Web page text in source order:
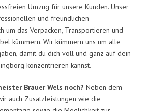
Umzug für unsere Kunden. Unser
und freundlichen
um das Verpacken, Transportieren und
kümmern. Wir kümmern uns um alle
damit du dich voll und ganz auf dein
konzentrieren kannst.
Brauer Wels noch? Neben dem
auch Zusatzleistungen wie die